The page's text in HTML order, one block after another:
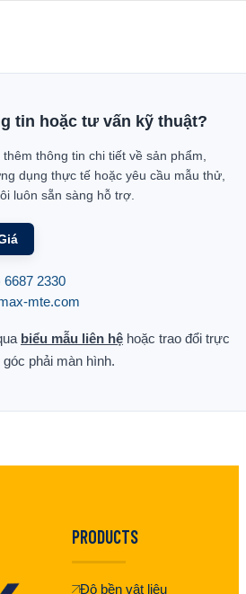
tin hoặc tư vấn kỹ thuật?
thông tin chi tiết về sản phẩm,
dụng thực tế hoặc yêu cầu mẫu thử,
luôn sẵn sàng hỗ trợ.
6687 2330
mte.com
biểu mẫu liên hệ hoặc trao đổi trực
phải màn hình.
PRODUCTS
Độ bền vật liệu